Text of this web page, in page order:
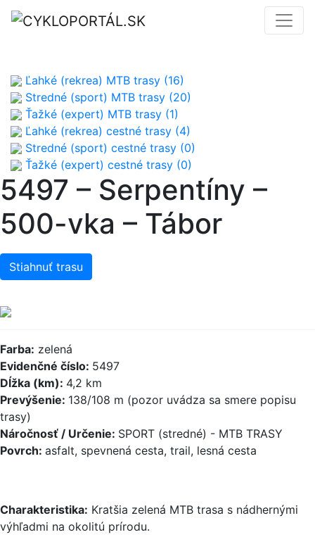
Ľahké (rekrea) MTB trasy (16)
Stredné (sport) MTB trasy (20)
Ťažké (expert) MTB trasy (1)
Ľahké (rekrea) cestné trasy (4)
Stredné (sport) cestné trasy (0)
Ťažké (expert) cestné trasy (0)
5497 – Serpentíny –
500-vka – Tábor
Stiahnuť trasu
Farba: zelená
Evidenčné číslo: 5497
Dĺžka (km): 4,2 km
Prevýšenie: 138/108 m (pozor uvádza sa smere popisu
trasy)
Náročnosť / Určenie: SPORT (stredné) - MTB TRASY
Povrch: asfalt, spevnená cesta, trail, lesná cesta
Charakteristika: Kratšia zelená MTB trasa s nádhernými
výhľadmi na okolitú prírodu.